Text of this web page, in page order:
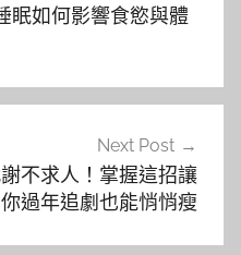
眠如何影響食慾與體
Next Post
不求人！掌握這招讓
你過年追劇也能悄悄瘦